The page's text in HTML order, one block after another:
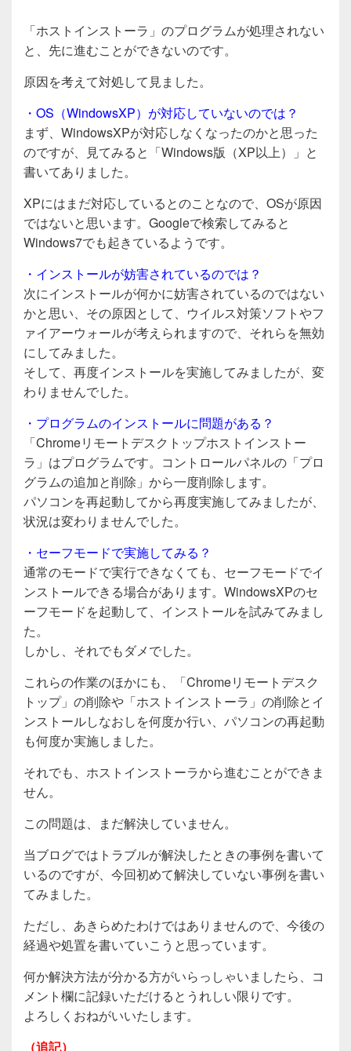
「ホストインストーラ」のプログラムが処理されない
と、先に進むことができないのです。
原因を考えて対処して見ました。
・OS（WindowsXP）が対応していないのでは？
まず、WindowsXPが対応しなくなったのかと思った
のですが、見てみると「Windows版（XP以上）」と
書いてありました。
XPにはまだ対応しているとのことなので、OSが原因
ではないと思います。Googleで検索してみると
Windows7でも起きているようです。
・インストールが妨害されているのでは？
次にインストールが何かに妨害されているのではない
かと思い、その原因として、ウイルス対策ソフトやフ
ァイアーウォールが考えられますので、それらを無効
にしてみました。
そして、再度インストールを実施してみましたが、変
わりませんでした。
・プログラムのインストールに問題がある？
「Chromeリモートデスクトップホストインストー
ラ」はプログラムです。コントロールパネルの「プロ
グラムの追加と削除」から一度削除します。
パソコンを再起動してから再度実施してみましたが、
状況は変わりませんでした。
・セーフモードで実施してみる？
通常のモードで実行できなくても、セーフモードでイ
ンストールできる場合があります。WindowsXPのセ
ーフモードを起動して、インストールを試みてみまし
た。
しかし、それでもダメでした。
これらの作業のほかにも、「Chromeリモートデスク
トップ」の削除や「ホストインストーラ」の削除とイ
ンストールしなおしを何度か行い、パソコンの再起動
も何度か実施しました。
それでも、ホストインストーラから進むことができま
せん。
この問題は、まだ解決していません。
当ブログではトラブルが解決したときの事例を書いて
いるのですが、今回初めて解決していない事例を書い
てみました。
ただし、あきらめたわけではありませんので、今後の
経過や処置を書いていこうと思っています。
何か解決方法が分かる方がいらっしゃいましたら、コ
メント欄に記録いただけるとうれしい限りです。
よろしくおねがいいたします。
（追記）